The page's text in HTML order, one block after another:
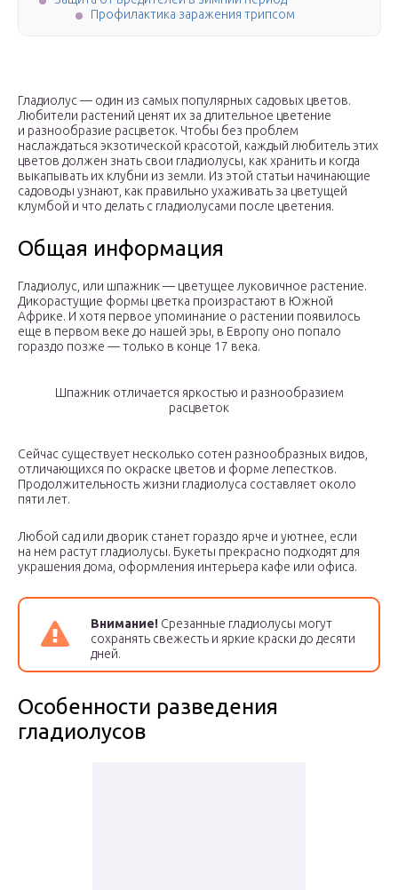
Профилактика заражения трипсом
Гладиолус — один из самых популярных садовых цветов.
Любители растений ценят их за длительное цветение
и разнообразие расцветок. Чтобы без проблем
наслаждаться экзотической красотой, каждый любитель этих
цветов должен знать свои гладиолусы, как хранить и когда
выкапывать их клубни из земли. Из этой статьи начинающие
садоводы узнают, как правильно ухаживать за цветущей
клумбой и что делать с гладиолусами после цветения.
Общая информация
Гладиолус, или шпажник — цветущее луковичное растение.
Дикорастущие формы цветка произрастают в Южной
Африке. И хотя первое упоминание о растении появилось
еще в первом веке до нашей эры, в Европу оно попало
гораздо позже — только в конце 17 века.
Шпажник отличается яркостью и разнообразием
расцветок
Сейчас существует несколько сотен разнообразных видов,
отличающихся по окраске цветов и форме лепестков.
Продолжительность жизни гладиолуса составляет около
пяти лет.
Любой сад или дворик станет гораздо ярче и уютнее, если
на нем растут гладиолусы. Букеты прекрасно подходят для
украшения дома, оформления интерьера кафе или офиса.
Внимание! Срезанные гладиолусы могут
сохранять свежесть и яркие краски до десяти
дней.
Особенности разведения
гладиолусов